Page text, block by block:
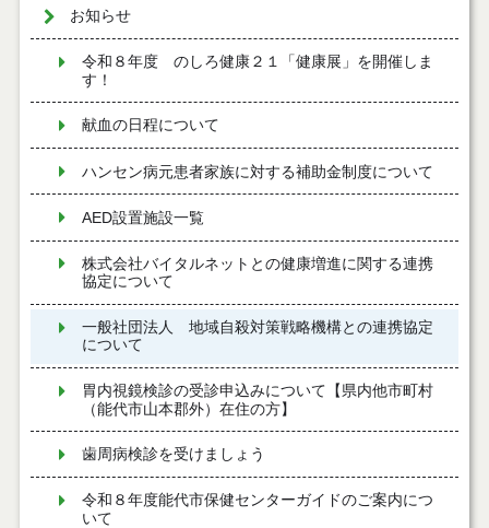
お知らせ
令和８年度 のしろ健康２１「健康展」を開催しま
す！
献血の日程について
ハンセン病元患者家族に対する補助金制度について
AED設置施設一覧
株式会社バイタルネットとの健康増進に関する連携
協定について
一般社団法人 地域自殺対策戦略機構との連携協定
について
胃内視鏡検診の受診申込みについて【県内他市町村
（能代市山本郡外）在住の方】
歯周病検診を受けましょう
令和８年度能代市保健センターガイドのご案内につ
いて